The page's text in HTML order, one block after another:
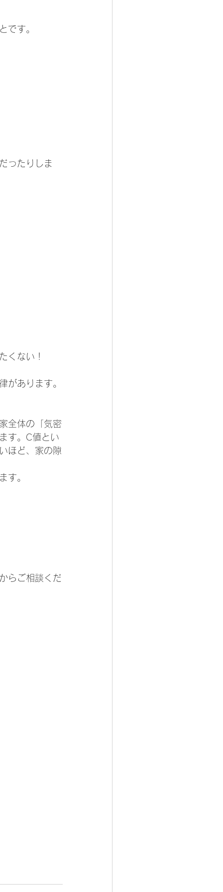
です。
ったりしま
くない！
があります。
全体の「気密
す。C値とい
ほど、家の隙
す。
らご相談くだ